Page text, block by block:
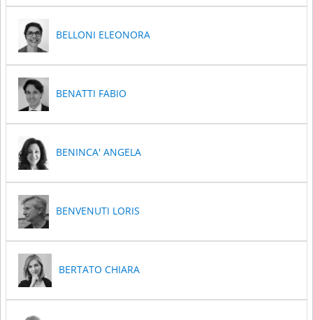
BELLONI ELEONORA
BENATTI FABIO
BENINCA' ANGELA
BENVENUTI LORIS
BERTATO CHIARA